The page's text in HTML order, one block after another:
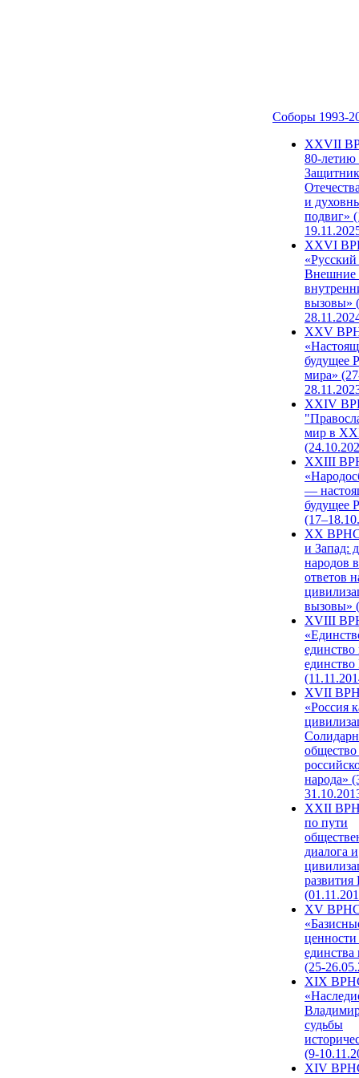
Соборы 1993-
ХХVII
80-
и
подвиг»
XXVI
Внешние
вызовы»
XXV
будущее
мира»
XXIV
мир в
XXIII
—
будущее
XX ВРНС
и Запад:
народов
ответов
вызовы»
XVIII
единство
единство
XVII
«Россия
народа»
XXII
по пути
диалога и
развития
XV
единства
(25-
XIX
судьбы
(9-
XIV